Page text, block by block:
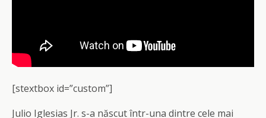
[stextbox id=”custom”]
Julio Iglesias Jr. s-a născut într-una dintre cele mai